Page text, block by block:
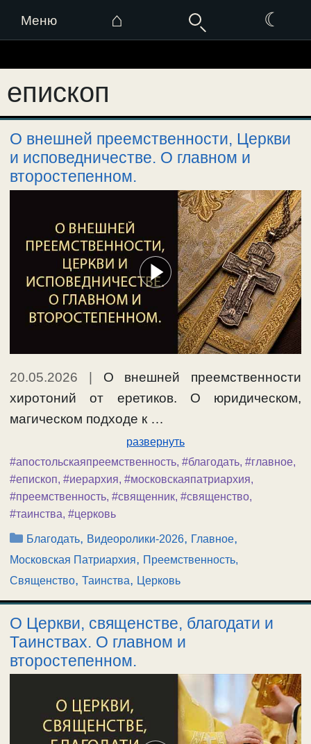
Меню ⌂ ☾
к
содержимому
епископ
О внешней преемственности, Церкви
и исповедничестве. О главном и
второстепенном.
20.05.2026 | О внешней преемственности
хиротоний от еретиков. О юридическом,
магическом подходе к …
развернуть
#апостольскаяпреемственность, #благодать, #главное,
#епископ, #иерархия, #московскаяпатриархия,
#преемственность, #священник, #священство,
#таинства, #церковь
Рубрики
Благодать, Видеоролики-2026, Главное,
Московская Патриархия, Преемственность,
Священство, Таинства, Церковь
О Церкви, священстве, благодати и
Таинствах. О главном и
второстепенном.